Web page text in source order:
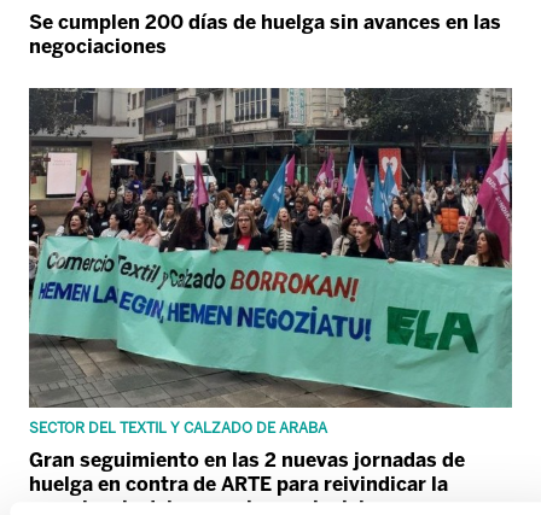
Se cumplen 200 días de huelga sin avances en las
negociaciones
SECTOR DEL TEXTIL Y CALZADO DE ARABA
Gran seguimiento en las 2 nuevas jornadas de
huelga en contra de ARTE para reivindicar la
prevalencia del convenio provincial